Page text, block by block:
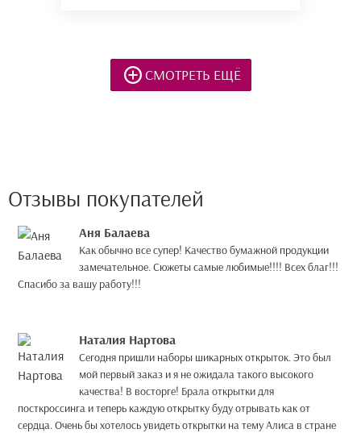
СМОТРЕТЬ ЕЩЁ
Отзывы покупателей
Аня Балаева
Как обычно все супер! Качество бумажной продукции
замечательное. Сюжеты самые любимые!!!! Всех благ!!!
Спасибо за вашу работу!!!
Наталия Нартова
Сегодня пришли наборы шикарных открыток. Это был
мой первый заказ и я не ожидала такого высокого
качества! В восторге! Брала открытки для
посткроссинга и теперь каждую открытку буду отрывать как от
сердца. Очень бы хотелось увидеть открытки на тему Алиса в стране